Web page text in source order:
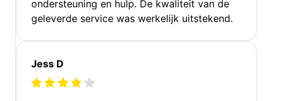
ondersteuning en hulp. De kwaliteit van de
geleverde service was werkelijk uitstekend.
Jess D